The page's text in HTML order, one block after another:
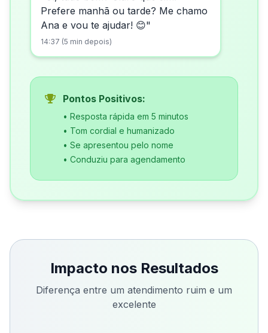
Prefere manhã ou tarde? Me chamo
Ana e vou te ajudar! 😊"
14:37 (5 min depois)
Pontos Positivos:
• Resposta rápida em 5 minutos
• Tom cordial e humanizado
• Se apresentou pelo nome
• Conduziu para agendamento
Impacto nos Resultados
Diferença entre um atendimento ruim e um
excelente